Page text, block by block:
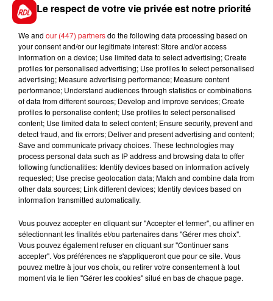
Lors de son interview dans la presse régionale pour
annoncer le calendrier du déconfinement, Emmanuel
Macron avait déjà annoncé l'ouverture de la
vaccination à toutes les personnes obèses de plus de
18 ans.
FIL D'ACTUS
15 juillet 2026
BÉTHUNE: ENQUÊTE POUR HOMICIDE
VOLONTAIRE EN COURS, APRÈS LA...
Le respect de votre vie privée est notre priorité
We and our (447) partnersdo the following data processing based on
your consent and/or our legitimate interest: Store and/or access
information on a device; Use limited data to select advertising; Create
profiles for personalised advertising; Use profiles to select personalised
advertising; Measure advertising performance; Measure content
performance; Understand audiences through statistics or combinations
of data from different sources; Develop and improve services; Create
profiles to personalise content; Use profiles to select personalised
content; Use limited data to select content; Ensure security, prevent and
detect fraud, and fix errors; Deliver and present advertising and content;
Save and communicate privacy choices. These technologies may
process personal data such as IP address and browsing data to offer
following functionalities: Identify devices based on information actively
requested; Use precise geolocation data; Match and combine data from
other data sources; Link different devices; Identify devices based on
information transmitted automatically.
Vous pouvez accepter en cliquant sur "Accepter et fermer", ou affiner en
sélectionnant les finalités et/ou partenaires dans "Gérer mes choix".
Vous pouvez également refuser en cliquant sur "Continuer sans
accepter". Vos préférences ne s'appliqueront que pour ce site. Vous
pouvez mettre à jour vos choix, ou retirer votre consentement à tout
moment via le lien "Gérer les cookies" situé en bas de chaque page.